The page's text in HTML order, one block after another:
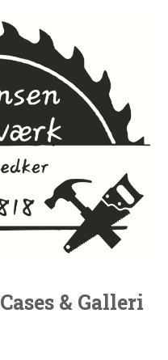
Cases & Galleri